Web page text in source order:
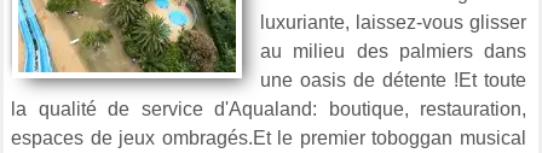
luxuriante, laissez-vous glisser
au milieu des palmiers dans
une oasis de détente !Et toute
la qualité de service d'Aqualand: boutique, restauration,
espaces de jeux ombragés.Et le premier toboggan musical